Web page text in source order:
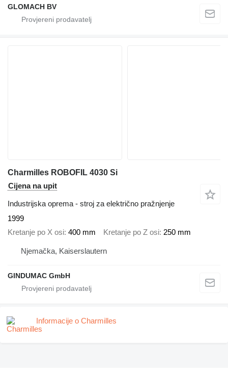
GLOMACH BV
Charmilles ROBOFIL 4030 Si
Cijena na upit
Industrijska oprema - stroj za električno pražnjenje
1999
Kretanje po X osi 400 mm Kretanje po Z osi 250 mm
Njemačka, Kaiserslautern
GINDUMAC GmbH
Informacije o Charmilles